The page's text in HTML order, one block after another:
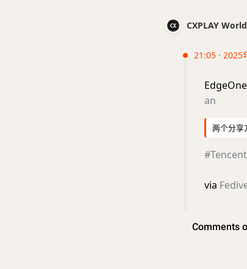
CXPLAY World
21:05 · 2025
an
两个分享
#Tencent
via